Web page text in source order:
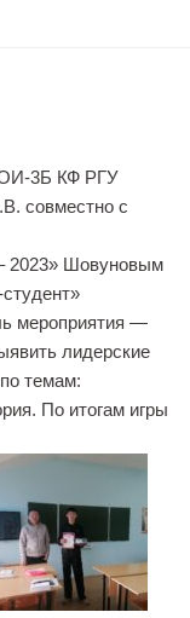
на 2-ое
ОИ-3Б КФ РГУ
совместно с
2023» Шовуновым
мероприятия —
лидерские
темам:
По итогам игры